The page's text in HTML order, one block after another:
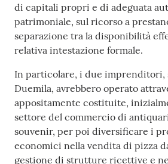
di capitali propri e di adeguata
patrimoniale, sul ricorso a
separazione tra la disponibilità
relativa intestazione formale.
In particolare, i due imprenditori,
Duemila, avrebbero operato
appositamente costituite,
settore del commercio di
souvenir, per poi diversificare i
economici nella vendita di pizza
gestione di strutture ricettive e